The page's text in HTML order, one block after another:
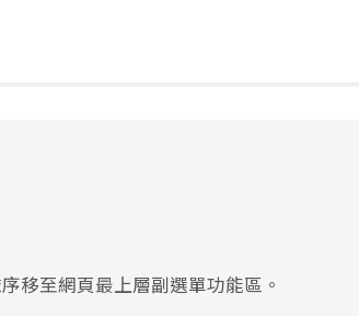
移至網頁最上層副選單功能區。